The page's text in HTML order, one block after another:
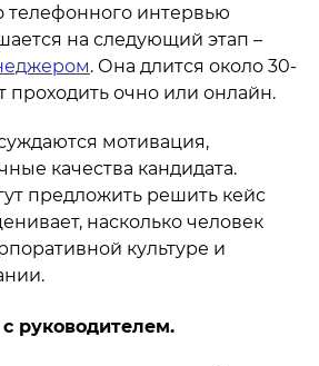
телефонного интервью
на следующий этап –
. Она длится около 30-
очно или онлайн.
мотивация,
качества кандидата.
предложить решить кейс
насколько человек
культуре и
руководителем.